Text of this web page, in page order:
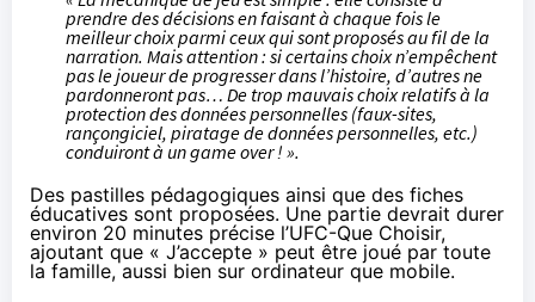
prendre des décisions en faisant à chaque fois le
meilleur choix parmi ceux qui sont proposés au fil de la
narration. Mais attention : si certains choix n’empêchent
pas le joueur de progresser dans l’histoire, d’autres ne
pardonneront pas… De trop mauvais choix relatifs à la
protection des données personnelles (faux-sites,
rançongiciel, piratage de données personnelles, etc.)
conduiront à un game over ! ».
Des pastilles pédagogiques ainsi que des fiches
éducatives sont proposées. Une partie devrait durer
environ 20 minutes précise l’UFC-Que Choisir,
ajoutant que « J’accepte » peut être joué par toute
la famille, aussi bien sur ordinateur que mobile.